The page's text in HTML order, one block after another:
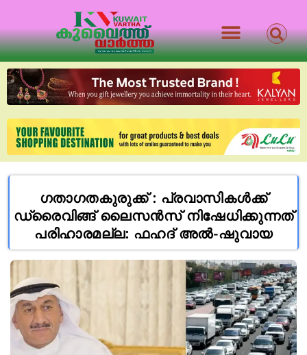
ഗതാഗതകുരുക്ക് : പ്രവാസികൾക്ക്
ഡ്രൈവിങ്ങ് ലൈസൻസ് നിഷേധിക്കുന്നത്
പരിഹാരമല്ല: ഫഹദ് അൽ-ഷുവായ